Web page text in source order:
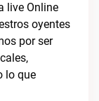
live Online
oyentes
por ser
lo que